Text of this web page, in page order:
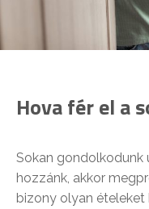
Hova fér el a
Sokan gondolkodunk
hozzánk, akkor
bizony olyan ételeket